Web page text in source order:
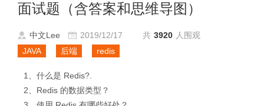
面试题（含答案和思维导图）
中文Lee 2019/12/17 共 3920 人围观
JAVA
后端 redis
1、什么是 Redis?.
2、Redis 的数据类型？